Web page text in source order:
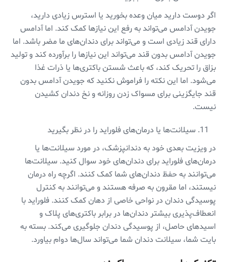
اگر دوست دارید میان وعده بخورید یا استرس زیادی دارید،
جویدن آدامس می‌تواند به رفع این نیازها کمک کند. اما آدامس
دارای قند زیادی است و می‌تواند برای دندان‌های ما مضر باشد. اما
جویدن آدامس بدون قند می‌تواند این نیازها را برآورده کند و تولید
بزاق را تحریک کند، که باعث شستن باکتری‌ها یا ذرات غذا
می‌شود. اما این نکته را فراموش نکنید که جویدن آدامس بدون
قند جایگزینی برای مسواک زدن روزانه و نخ دندان کشیدن
نیست.
سیلانت‌ها یا درمان‌های فلوراید را در نظر بگیرید
در ویزیت بعدی خود به دندانپزشک، در مورد سیلانت‌ها یا
درمان‌های فلوراید برای دندان‌های خود سوال کنید. سیلانت‌ها
می‌توانند به حفظ دندان‌های شما کمک کنند. اگرچه راه درمان
نیستند، اما مقرون به صرفه هستند و می‌توانند به کنترل
پوسیدگی دندان در نواحی خاصی از دهان کمک کنند. فلوراید با
انعطاف‌پذیری بیشتر دندان‌ها در برابر باکتری‌های پلاک و
اسیدهای حاصل، از پوسیدگی دندان جلوگیری می‌کند. بسته به
بایت شما، سیلانت دندان شما می‌تواند سال‌ها دوام بیاورد.